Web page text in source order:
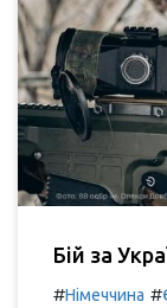
Бій за
#Німеччина #